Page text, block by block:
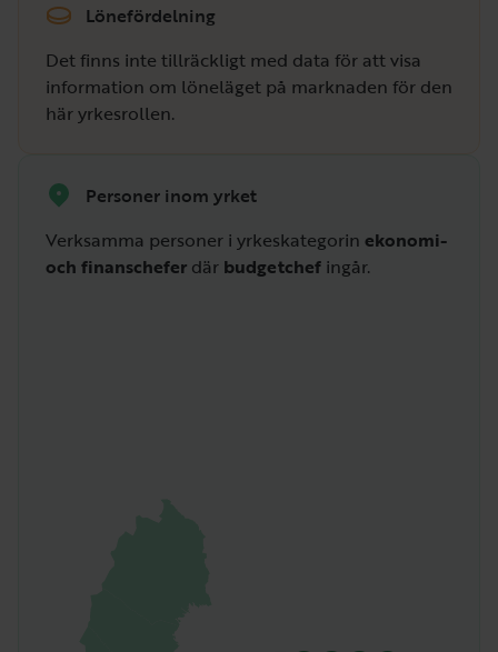
Lönefördelning
Det finns inte tillräckligt med data för att visa
information om löneläget på marknaden för den
här yrkesrollen.
Personer inom yrket
Verksamma personer i yrkeskategorin ekonomi-
och finanschefer där budgetchef ingår.